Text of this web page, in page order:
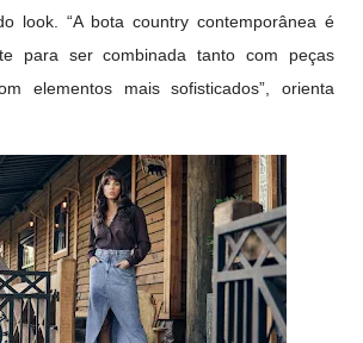
look. “A bota country contemporânea é
para ser combinada tanto com peças
elementos mais sofisticados”, orienta